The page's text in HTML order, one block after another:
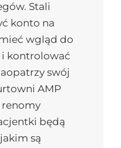
Stali
konto na
wgląd do
kontrolować
swój
AMP
będą
są